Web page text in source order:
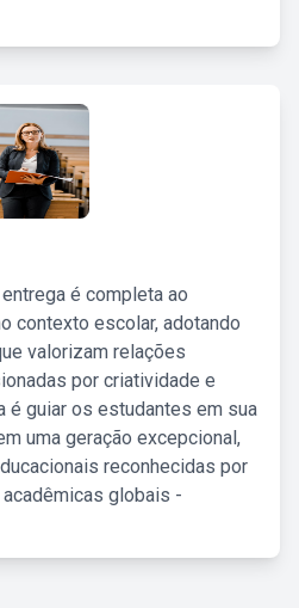
é completa ao
contexto escolar, adotando
valorizam relações
por criatividade e
é guiar os estudantes em sua
uma geração excepcional,
reconhecidas por
globais -